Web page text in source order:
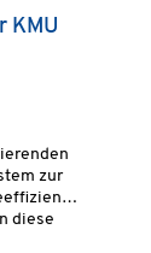
KMU
zur
diese